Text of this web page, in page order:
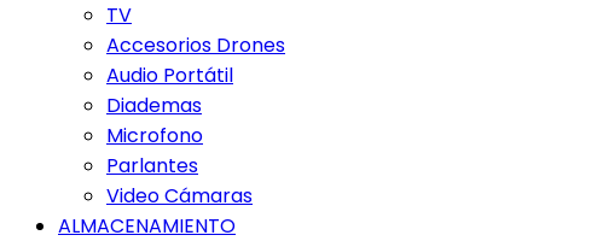
TV
Accesorios Drones
Audio Portátil
Diademas
Microfono
Parlantes
Video Cámaras
ALMACENAMIENTO